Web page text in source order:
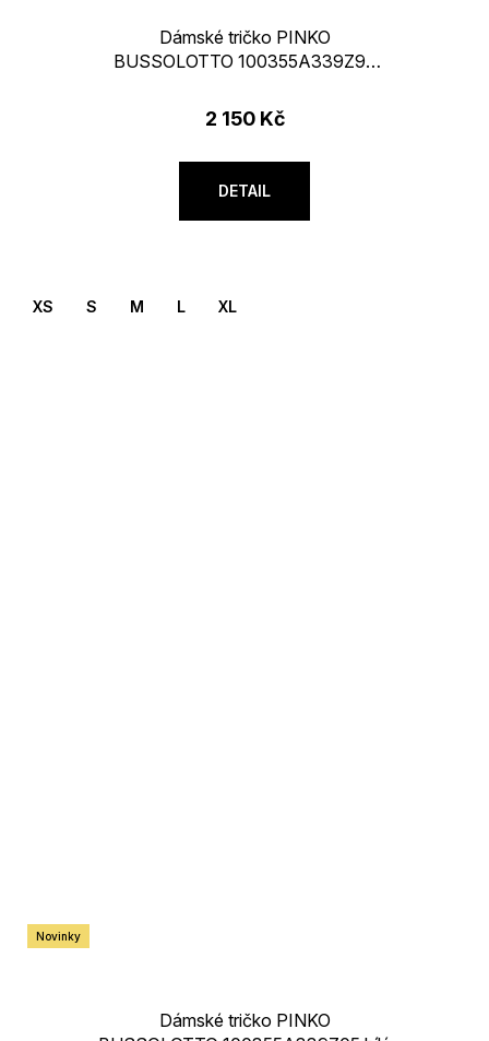
Dámské tričko PINKO
BUSSOLOTTO 100355A339Z99
2 150 Kč
DETAIL
Novinky
Dámské tričko PINKO
XS S M L XL